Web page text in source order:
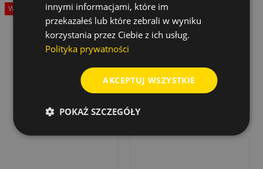
Wyprzedaż!innymi informacjami, które im
przekazałeś lub które zebrali w wyniku
korzystania przez Ciebie z ich usług.
Polityka prywatności
AKCEPTUJ WSZYSTKIE
POKAŻ SZCZEGÓŁY